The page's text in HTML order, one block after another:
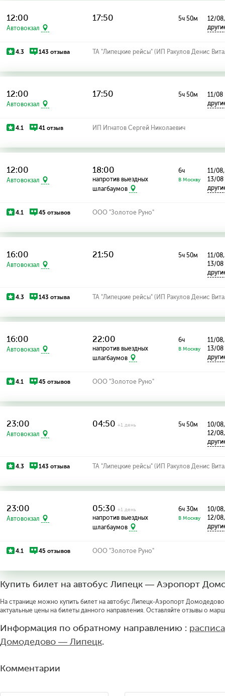
12:00
Автовокзал
17:50 5ч 50м
12/
4.3 143 отзыва ТА "Липецкие рейсы" (ИП Ракулов Денис
12:00
Автовокзал
17:50 5ч 50м
11/08
4.1 41 отзыв ИП Игнатов Сергей Николаевич
12:00
Автовокзал
18:00
напротив выездных
шлагбаумов
6ч
В Москву
11/
13/08
4.1 45 отзывов ООО "Золотое Руно"
16:00
Автовокзал
21:50 5ч 50м
11/
13/08
4.3 143 отзыва ТА "Липецкие рейсы" (ИП Ракулов Денис
16:00
Автовокзал
22:00
напротив выездных
шлагбаумов
6ч
В Москву
11/
13/08
4.1 45 отзывов ООО "Золотое Руно"
23:00
Автовокзал
04:50+1 день 5ч 50м
10/
12/
4.3 143 отзыва ТА "Липецкие рейсы" (ИП Ракулов Денис
23:00
Автовокзал
05:30+1 день
напротив выездных
шлагбаумов
6ч 30м
В Москву
10/
12/
4.1 45 отзывов ООО "Золотое Руно"
Купить билет на автобус Липецк — Аэропорт
На странице можно купить билет на автобус Липецк-Аэропорт
актуальные цены на билеты данного направления. Оставляйте отзывы о
Информация по обратному направлению :
Домодедово — Липецк.
Комментарии